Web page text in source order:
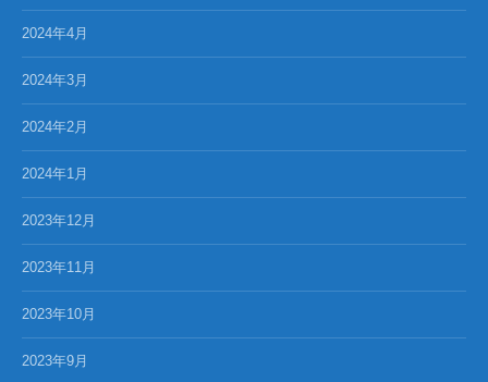
2024年4月
2024年3月
2024年2月
2024年1月
2023年12月
2023年11月
2023年10月
2023年9月